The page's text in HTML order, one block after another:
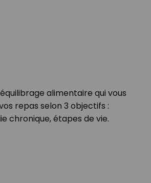
alimentaire qui vous
repas selon 3 objectifs :
chronique, étapes de vie.